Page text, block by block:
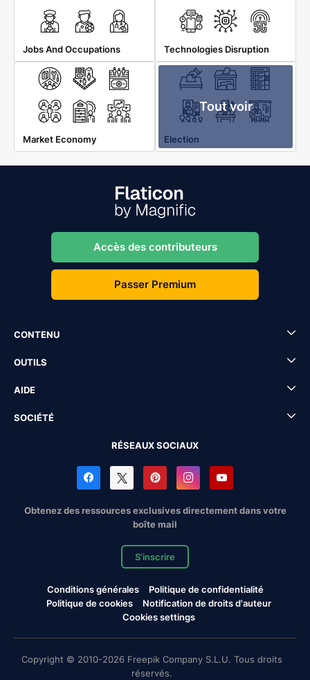
Jobs And Occupations Technologies Disruption
Market Economy
Tout voir
Election
Accès des contributeurs
Passer Premium
CONTENU
OUTILS
AIDE
SOCIÉTÉ
RÉSEAUX SOCIAUX
Obtenez des ressources exclusives directement dans votre
boîte mail
S'inscrire
Conditions générales
Politique de confidentialité
Politique de cookies
Notification de droits d'auteur
Cookies settings
Copyright © 2010-2026 Freepik Company S.L.U. Tous droits
réservés.